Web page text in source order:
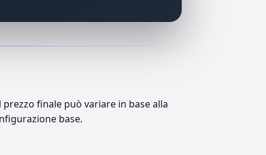
finale può variare in base alla
base.